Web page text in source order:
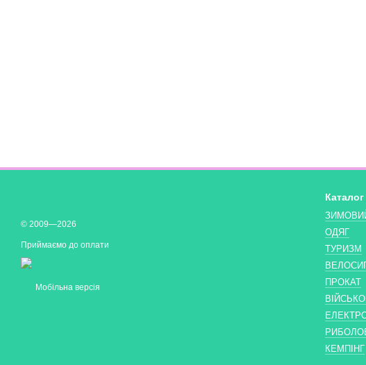
© 2009—2026
Приймаємо до оплати
Мобільна версія
Каталог
ОДЯГ
ТУРИЗМ
ПРОКАТ
КЕМПІНГ